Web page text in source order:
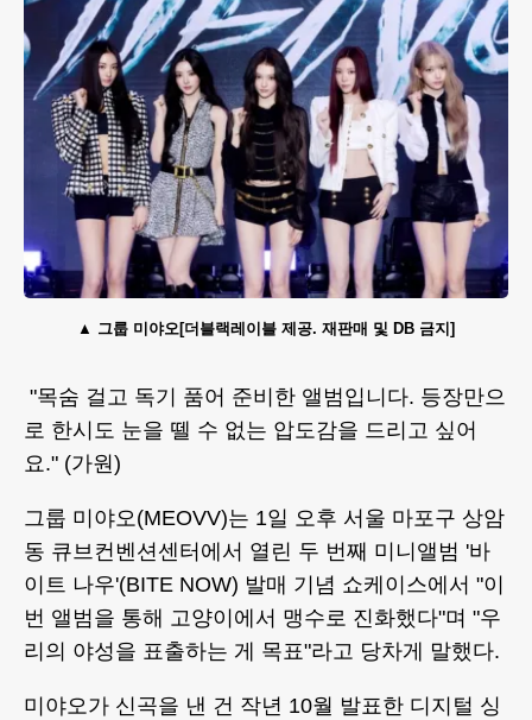
그룹 미야오[더블랙레이블 제공. 재판매 및 DB 금지]
"목숨 걸고 독기 품어 준비한 앨범입니다. 등장만으
로 한시도 눈을 뗄 수 없는 압도감을 드리고 싶어
요." (가원)
그룹 미야오(MEOVV)는 1일 오후 서울 마포구 상암
동 큐브컨벤션센터에서 열린 두 번째 미니앨범 '바
이트 나우'(BITE NOW) 발매 기념 쇼케이스에서 "이
번 앨범을 통해 고양이에서 맹수로 진화했다"며 "우
리의 야성을 표출하는 게 목표"라고 당차게 말했다.
미야오가 신곡을 낸 건 작년 10월 발표한 디지털 싱